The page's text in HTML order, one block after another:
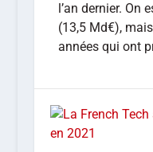
l’an dernier. On
(13,5 Md€),
années qui ont